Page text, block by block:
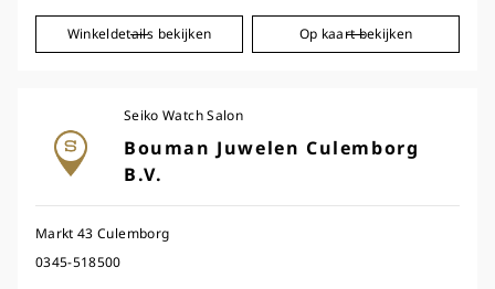
Winkeldetails bekijken Op kaart bekijken
Seiko Watch Salon
Bouman Juwelen Culemborg
B.V.
Markt 43 Culemborg
0345-518500